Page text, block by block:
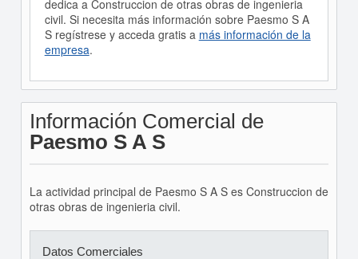
dedica a Construccion de otras obras de ingenieria
civil. Si necesita más información sobre Paesmo S A
S regístrese y acceda gratis a más información de la
empresa.
Información Comercial de
Paesmo S A S
La actividad principal de Paesmo S A S es Construccion de
otras obras de ingenieria civil.
Datos Comerciales